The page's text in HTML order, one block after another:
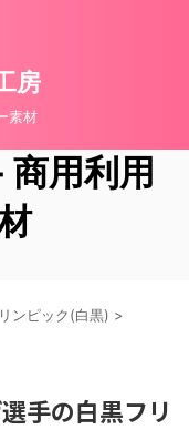
房
素材
用利用
ンピック(白黒) >
手の白黒フリ